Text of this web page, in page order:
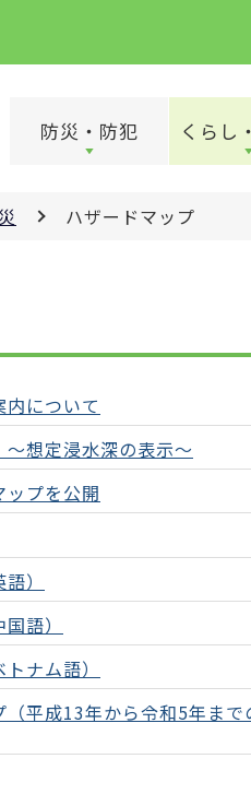
防災・防犯 くらし
ハザードマップ
内について
想定浸水深の表示～
プを公開
）
語）
ナム語）
平成13年から令和5年ま